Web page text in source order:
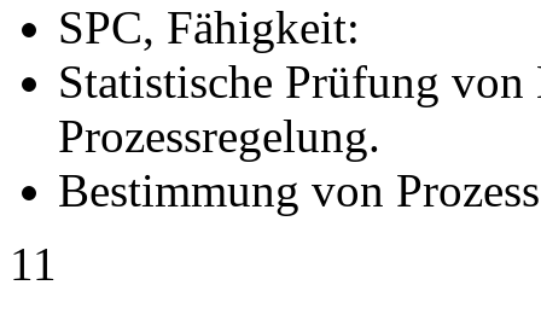
SPC, Fähigkeit:
Statistische Prüfung
Prozessregelung.
Bestimmung von
11